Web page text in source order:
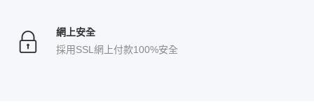
網上安全
採用SSL網上付款100%安全